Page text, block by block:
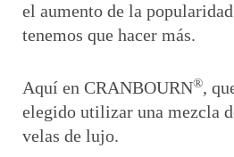
el aumento de la
tenemos que hacer más.
Aquí en CRANBOURN®,
elegido utilizar una mezcla
velas de lujo.